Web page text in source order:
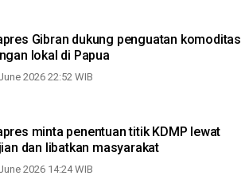
Gibran dukung penguatan komoditas
lokal di Papua
2026 22:52 WIB
minta penentuan titik KDMP lewat
dan libatkan masyarakat
2026 14:24 WIB